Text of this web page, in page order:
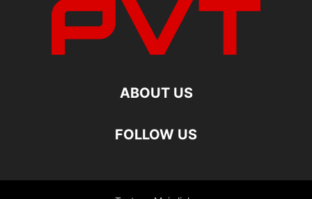
ABOUT US
FOLLOW US